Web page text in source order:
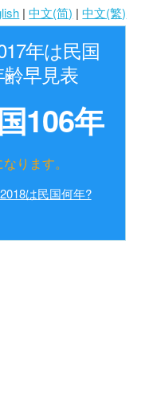
|中文(简) |中文(繁)
年は民国
早見表
106年
ります。
2018は民国何年?